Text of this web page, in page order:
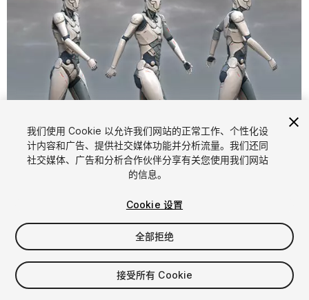
1 14
$149
我们使用 Cookie 以允许我们网站的正常工作、个性化设
计内容和广告、提供社交媒体功能并分析流量。我们还同
社交媒体、广告和分析合作伙伴分享有关您使用我们网站
的信息。
Cookie 设置
全部拒绝
接受所有 Cookie